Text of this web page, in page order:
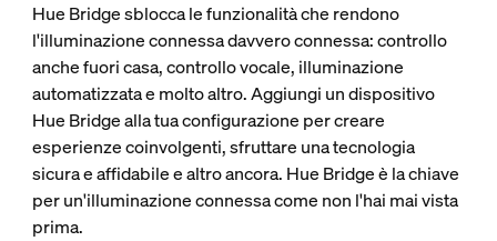
Hue Bridge sblocca le funzionalità che rendono
l'illuminazione connessa davvero connessa: controllo
anche fuori casa, controllo vocale, illuminazione
automatizzata e molto altro. Aggiungi un dispositivo
Hue Bridge alla tua configurazione per creare
esperienze coinvolgenti, sfruttare una tecnologia
sicura e affidabile e altro ancora. Hue Bridge è la chiave
per un'illuminazione connessa come non l'hai mai vista
prima.